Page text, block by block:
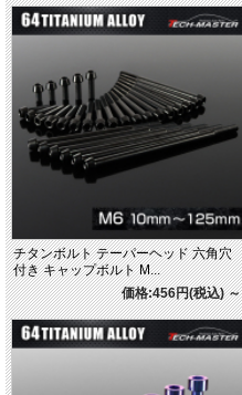
チタンボルト テーパーヘッド 六角穴
付き キャップボルト M...
価格:456円(税込)～